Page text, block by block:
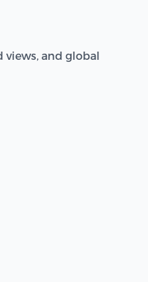
views, and global